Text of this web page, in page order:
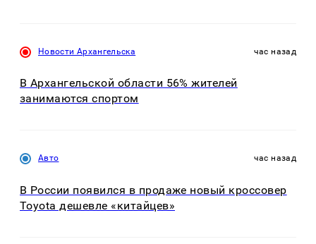
Новости Архангельска час назад
В Архангельской области 56% жителей
занимаются спортом
Авто час назад
В России появился в продаже новый кроссовер
Toyota дешевле «китайцев»